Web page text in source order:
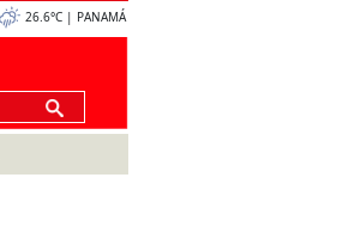
26.6°C | PANAMÁ